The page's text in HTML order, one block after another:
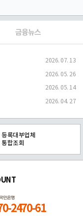
금융뉴스
2026. 07. 13
2026. 05. 26
2026. 05. 14
2026. 04. 27
등록대부업체
통합조회
2470-61